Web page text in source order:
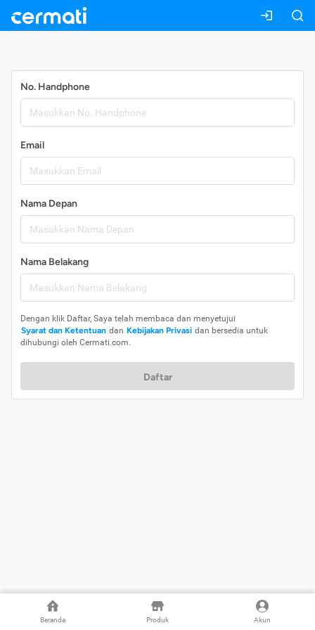
Beranda Produk Akun
No. Handphone
Email
Nama Depan
Nama Belakang
Dengan klik Daftar, Saya telah membaca dan menyetujui
Syarat dan Ketentuan dan Kebijakan Privasi dan bersedia untuk
dihubungi oleh Cermati.com.
Daftar